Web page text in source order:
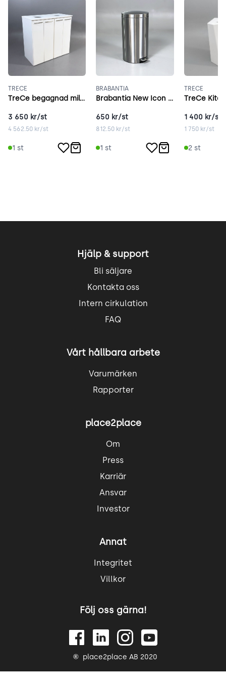
TRECE
TreCe begagnad miljösortering vit
3 650 kr/st
4 562.50 kr/st
1 st
BRABANTIA
Brabantia New Icon 40l aluminium
650 kr/st
812.50 kr/st
1 st
TRECE
TreCe Kite
1 400 kr/st
1 750kr/st
2st
Hjälp & support
Bli säljare
Kontakta oss
Intern cirkulation
FAQ
Vårt hållbara arbete
Varumärken
Rapporter
place2place
Om
Press
Karriär
Ansvar
Investor
Annat
Integritet
Villkor
Följ oss gärna!
place2place AB 2020